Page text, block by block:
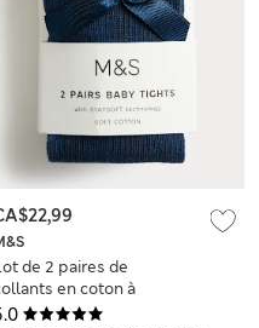
de 2 paires de
en coton à
(jusqu’au 3